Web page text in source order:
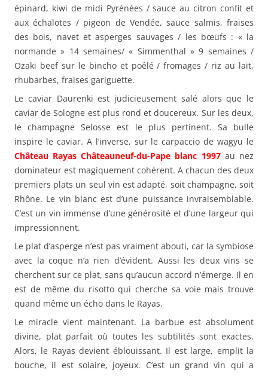
épinard, kiwi de midi Pyrénées / sauce au citron confit et
aux échalotes / pigeon de Vendée, sauce salmis, fraises
des bois, navet et asperges sauvages / les bœufs : « la
normande » 14 semaines/ « Simmenthal » 9 semaines /
Ozaki beef sur le bincho et poêlé / fromages / riz au lait,
rhubarbes, fraises gariguette.
Le caviar Daurenki est judicieusement salé alors que le
caviar de Sologne est plus rond et doucereux. Sur les deux,
le champagne Selosse est le plus pertinent. Sa bulle
inspire le caviar. A l’inverse, sur le carpaccio de wagyu le
Château Rayas Châteauneuf-du-Pape blanc 1997au nez
dominateur est magiquement cohérent. A chacun des deux
premiers plats un seul vin est adapté, soit champagne, soit
Rhône. Le vin blanc est d’une puissance invraisemblable.
C’est un vin immense d’une générosité et d’une largeur qui
impressionnent.
Le plat d’asperge n’est pas vraiment abouti, car la symbiose
avec la coque n’a rien d’évident. Aussi les deux vins se
cherchent sur ce plat, sans qu’aucun accord n’émerge. Il en
est de même du risotto qui cherche sa voie mais trouve
quand même un écho dans le Rayas.
Le miracle vient maintenant. La barbue est absolument
divine, plat parfait où toutes les subtilités sont exactes.
Alors, le Rayas devient éblouissant. Il est large, emplit la
bouche, il est solaire, joyeux. C’est un grand vin qui a